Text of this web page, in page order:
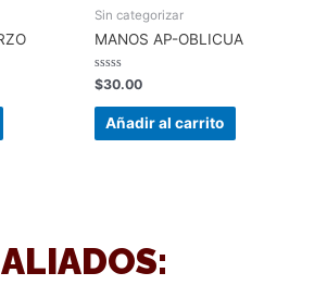
Sin categorizar
MANOS AP-OBLICUA
Valorado
en
0
$30.00
Añadir al carrito
ALIADOS: